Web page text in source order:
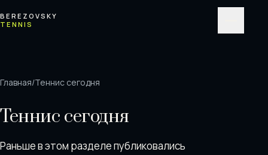
BEREZOVSKY
TENNIS
Главная/Теннис сегодня
Теннис сегодня
Раньше в этом разделе публиковались